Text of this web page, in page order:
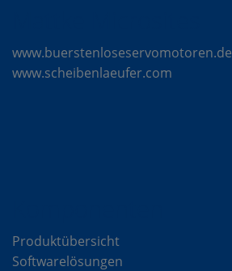
www.buerstenloseservomotoren.de
www.scheibenlaeufer.com
Produktübersicht
Softwarelösungen